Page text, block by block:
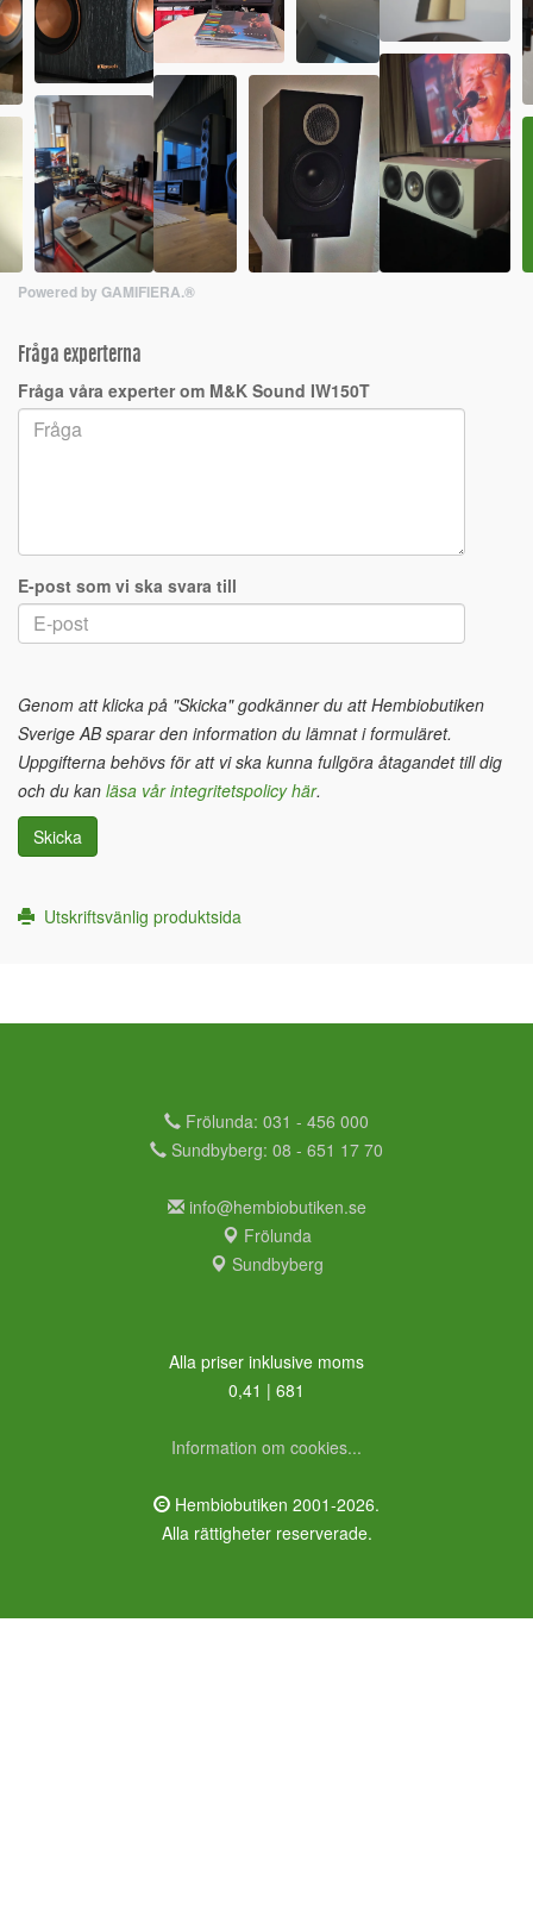
Powered by GAMIFIERA.®
Fråga experterna
Fråga våra experter om M&K Sound IW150T
E-post som vi ska svara till
Genom att klicka på "Skicka" godkänner du att Hembiobutiken
Sverige AB sparar den information du lämnat i formuläret.
Uppgifterna behövs för att vi ska kunna fullgöra åtagandet till dig
och du kan läsa vår integritetspolicy här.
Skicka
Utskriftsvänlig produktsida
Frölunda: 031 - 456 000
Sundbyberg: 08 - 651 17 70
info@hembiobutiken.se
Frölunda
Sundbyberg
Alla priser inklusive moms
0,41 | 681
Information om cookies...
Hembiobutiken 2001-2026.
Alla rättigheter reserverade.